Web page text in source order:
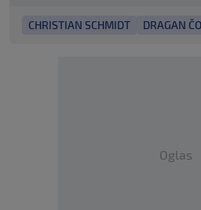
CHRISTIAN SCHMIDT DRAGAN
Oglas